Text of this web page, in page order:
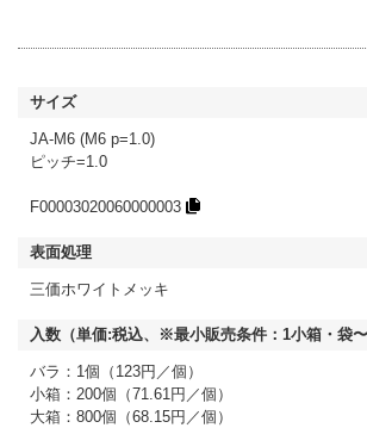
JA-M6 (M6 p=1.0)
ピッチ=1.0
F00003020060000003
三価ホワイトメッキ
バラ：1個（123円／個）
小箱：200個（71.61円／個）
大箱：800個（68.15円／個）